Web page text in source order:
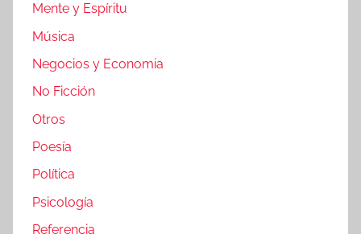
Mente y Espíritu
Música
Negocios y Economia
No Ficción
Otros
Poesía
Política
Psicología
Referencia